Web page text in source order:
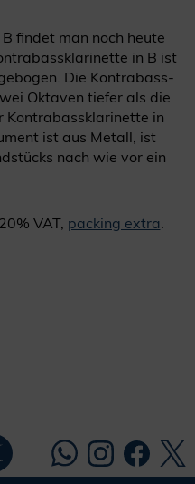
findet man noch heute
in B ist
Die Kontrabass-
Oktaven tiefer als die
Kontrabassklarinette in
ist aus Metall, ist
nach wie vor ein
VAT, packing extra.